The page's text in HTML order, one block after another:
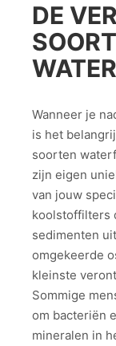
DE
Wanneer je
is het
soorten
zijn eigen
van jouw
koolstoffilters
sedimenten
omgekeerde
kleinste
Sommige
om bacteriën
mineralen in